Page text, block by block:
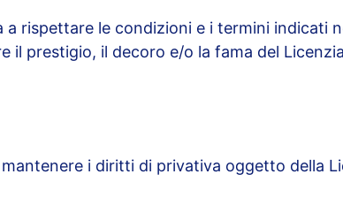
a rispettare le condizioni e i termini indicati
il prestigio, il decoro e/o la fama del
i diritti di privativa oggetto della